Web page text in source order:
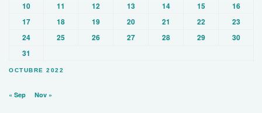
OCTUBRE 2022
10
11 12 13 14 15
16
17
18 19 20 21 22
23
24
25 26 27 28 29
30
31
« Sep Nov »